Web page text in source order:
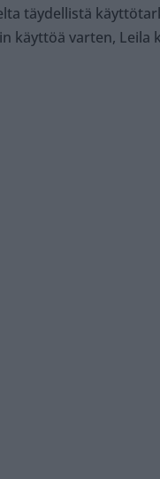
täydellistä
käyttöä varten, Leila